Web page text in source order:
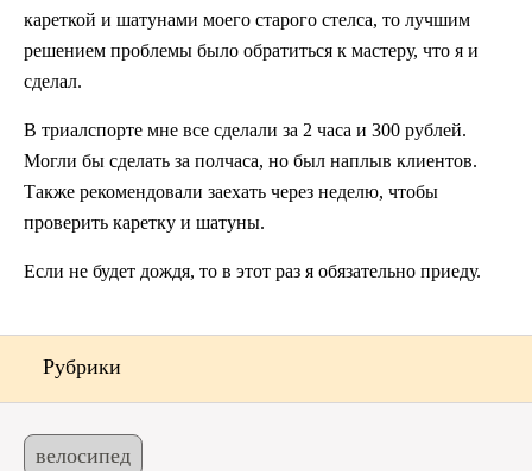
кареткой и шатунами моего старого стелса, то лучшим
решением проблемы было обратиться к мастеру, что я и
сделал.
В триалспорте мне все сделали за 2 часа и 300 рублей.
Могли бы сделать за полчаса, но был наплыв клиентов.
Также рекомендовали заехать через неделю, чтобы
проверить каретку и шатуны.
Если не будет дождя, то в этот раз я обязательно приеду.
Рубрики
велосипед